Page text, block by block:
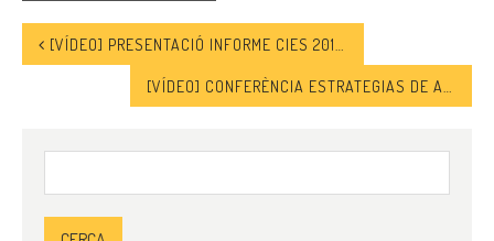
[VÍDEO] PRESENTACIÓ INFORME CIES 2019: DEU ANYS MIRANT CAP A UNA ALTRA BANDA